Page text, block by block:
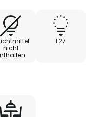
modernen
in Großstädten zu
wird das Flair der
dort zur Schau
zum Entfalten ihrer
nicht
E27